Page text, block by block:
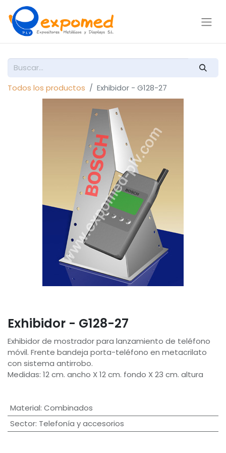
Todos los productos Exhibidor - G128-27
Exhibidor - G128-27
Exhibidor de mostrador para lanzamiento de teléfono
móvil. Frente bandeja porta-teléfono en metacrilato
con sistema antirrobo.
Medidas: 12 cm. ancho X 12 cm. fondo X 23 cm. altura
Material: Combinados
Sector: Telefonía y accesorios